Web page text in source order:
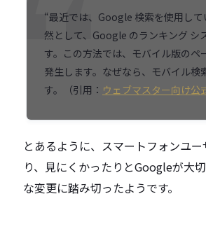
“最近では、Google 検索を使用し
然として、Google のランキング シ
す。この方法では、モバイル版の
発生します。なぜなら、モバイル
す。（引用： ウェブマスター向け公
とあるように、スマートフォンユ
り、見にくかったりとGoogleが大
な変更に踏み切ったようです。